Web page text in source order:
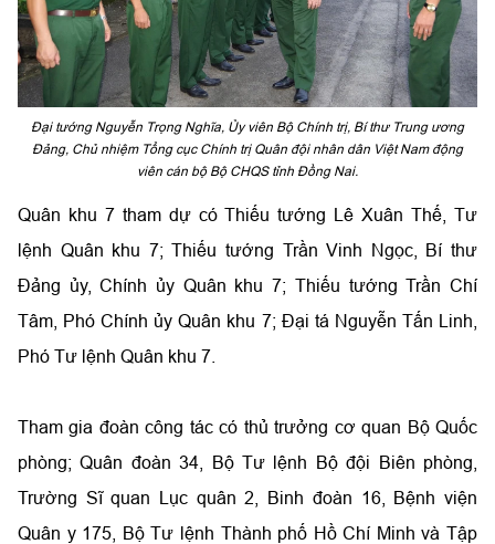
Đại tướng Nguyễn Trọng Nghĩa, Ủy viên Bộ Chính trị, Bí thư Trung ương
Đảng, Chủ nhiệm Tổng cục Chính trị Quân đội nhân dân Việt Nam động
viên cán bộ Bộ CHQS tỉnh Đồng Nai.
Quân khu 7 tham dự có Thiếu tướng Lê Xuân Thế, Tư
lệnh Quân khu 7; Thiếu tướng Trần Vinh Ngọc, Bí thư
Đảng ủy, Chính ủy Quân khu 7; Thiếu tướng Trần Chí
Tâm, Phó Chính ủy Quân khu 7; Đại tá Nguyễn Tấn Linh,
Phó Tư lệnh Quân khu 7.
Tham gia đoàn công tác có thủ trưởng cơ quan Bộ Quốc
phòng; Quân đoàn 34, Bộ Tư lệnh Bộ đội Biên phòng,
Trường Sĩ quan Lục quân 2, Binh đoàn 16, Bệnh viện
Quân y 175, Bộ Tư lệnh Thành phố Hồ Chí Minh và Tập